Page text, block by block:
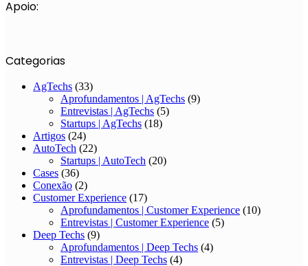
Apoio:
Categorias
AgTechs (33)
Aprofundamentos | AgTechs (9)
Entrevistas | AgTechs (5)
Startups | AgTechs (18)
Artigos (24)
AutoTech (22)
Startups | AutoTech (20)
Cases (36)
Conexão (2)
Customer Experience (17)
Aprofundamentos | Customer Experience (10)
Entrevistas | Customer Experience (5)
Deep Techs (9)
Aprofundamentos | Deep Techs (4)
Entrevistas | Deep Techs (4)